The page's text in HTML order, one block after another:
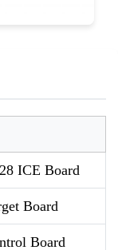
ICE Board
Board
Board